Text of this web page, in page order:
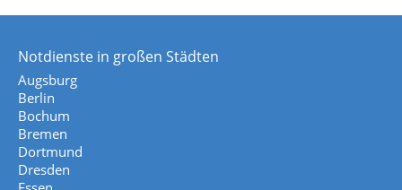
Notdienste in großen Städten
Augsburg
Berlin
Bochum
Bremen
Dortmund
Dresden